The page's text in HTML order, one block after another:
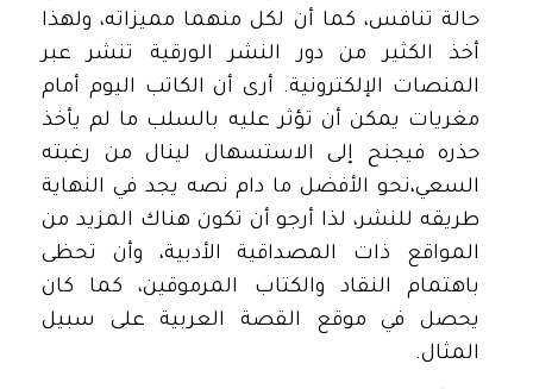
حالة تنافس، كما أن لكل منهما مميزاته، ولهذا
أخذ الكثير من دور النشر الورقية تنشر عبر
المنصات الإلكترونية. أرى أن الكاتب اليوم أمام
مغريات يمكن أن تؤثر عليه بالسلب ما لم يأخذ
حذره فيجنح إلى الاستسهال لينال من رغبته
السعي،نحو الأفضل ما دام نصه يجد في النهاية
طريقه للنشر، لذا أرجو أن تكون هناك المزيد من
المواقع ذات المصداقية الأدبية، وأن تحظى
باهتمام النقاد والكتاب المرموقين، كما كان
يحصل في موقع القصة العربية على سبيل
المثال.